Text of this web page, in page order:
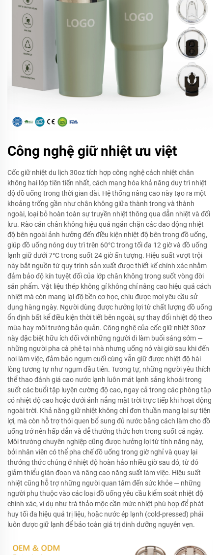
Công nghệ giữ nhiệt ưu việt
Cốc giữ nhiệt du lịch 30oz tích hợp công nghệ cách nhiệt chân
không hai lớp tiên tiến nhất, cách mạng hóa khả năng duy trì nhiệt
độ đồ uống trong thời gian dài. Hệ thống nâng cao này tạo ra một
khoảng trống gần như chân không giữa thành trong và thành
ngoài, loại bỏ hoàn toàn sự truyền nhiệt thông qua dẫn nhiệt và đối
lưu. Rào cản chân không hiệu quả ngăn chặn các dao động nhiệt
độ bên ngoài ảnh hưởng đến điều kiện nhiệt độ bên trong đồ uống,
giúp đồ uống nóng duy trì trên 60°C trong tối đa 12 giờ và đồ uống
lạnh giữ dưới 7°C trong suốt 24 giờ ấn tượng. Hiệu suất vượt trội
này bắt nguồn từ quy trình sản xuất được thiết kế chính xác nhằm
đảm bảo độ kín tuyệt đối của lớp chân không trong suốt vòng đời
sản phẩm. Vật liệu thép không gỉ không chỉ nâng cao hiệu quả cách
nhiệt mà còn mang lại độ bền cơ học, chịu được mọi yêu cầu sử
dụng hàng ngày. Người dùng được hưởng lợi từ chất lượng đồ uống
ổn định bất kể điều kiện thời tiết bên ngoài, sự thay đổi nhiệt độ theo
mùa hay môi trường bảo quản. Công nghệ của cốc giữ nhiệt 30oz
này đặc biệt hữu ích đối với những người đi làm buổi sáng sớm —
những người pha cà phê tại nhà nhưng uống nó vài giờ sau khi đến
nơi làm việc, đảm bảo ngụm cuối cùng vẫn giữ được nhiệt độ hài
lòng tương tự như ngụm đầu tiên. Tương tự, những người yêu thích
thể thao đánh giá cao nước lạnh luôn mát lạnh sảng khoái trong
suốt các buổi tập luyện cường độ cao, ngay cả trong các phòng tập
có nhiệt độ cao hoặc dưới ánh nắng mặt trời trực tiếp khi hoạt động
ngoài trời. Khả năng giữ nhiệt không chỉ đơn thuần mang lại sự tiện
lợi, mà còn hỗ trợ thói quen bổ sung đủ nước bằng cách làm cho đồ
uống trở nên hấp dẫn và dễ thưởng thức hơn trong suốt cả ngày.
Môi trường chuyên nghiệp cũng được hưởng lợi từ tính năng này,
bởi nhân viên có thể pha chế đồ uống trong giờ nghỉ và quay lại
thưởng thức chúng ở nhiệt độ hoàn hảo nhiều giờ sau đó, từ đó
giảm thiểu gián đoạn và nâng cao năng suất làm việc. Hiệu suất
nhiệt cũng hỗ trợ những người quan tâm đến sức khỏe — những
người phụ thuộc vào các loại đồ uống yêu cầu kiểm soát nhiệt độ
chính xác, ví dụ như trà thảo mộc cần mức nhiệt phù hợp để phát
huy tối đa hiệu quả trị liệu, hoặc nước ép lạnh (cold-pressed) phải
luôn được giữ lạnh để bảo toàn giá trị dinh dưỡng nguyên vẹn.